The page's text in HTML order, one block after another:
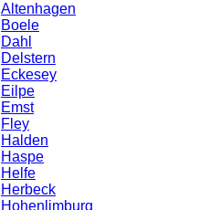
Altenhagen
Boele
Dahl
Delstern
Eckesey
Eilpe
Emst
Fley
Halden
Haspe
Helfe
Herbeck
Hohenlimburg